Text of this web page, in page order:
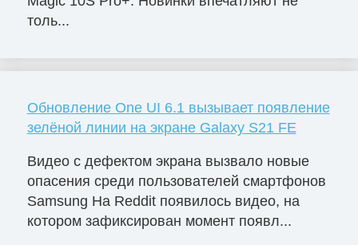
толь...
Обновление One UI 6.1 вызывает появление
зелёной линии на экране Galaxy S21 FE
Видео с дефектом экрана вызвало новые
опасения среди пользователей смартфонов
Samsung На Reddit появилось видео, на
котором зафиксирован момент появл...